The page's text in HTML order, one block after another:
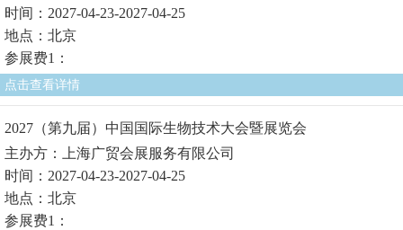
时间：2027-04-23-2027-04-25
地点：北京
参展费1：
点击查看详情
2027（第九届）中国国际生物技术大会暨展览会
主办方：上海广贸会展服务有限公司
时间：2027-04-23-2027-04-25
地点：北京
参展费1：